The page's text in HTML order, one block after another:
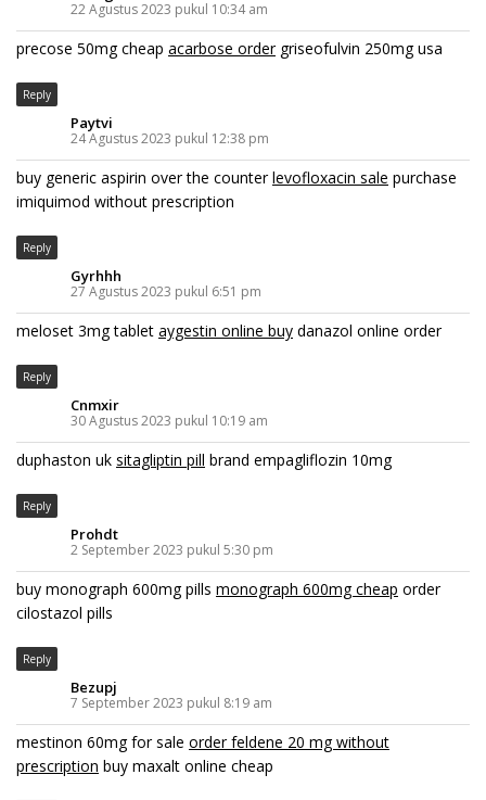
22 Agustus 2023 pukul 10:34 am
precose 50mg cheap acarbose ordergriseofulvin 250mg usa
Reply
Paytvi
24 Agustus 2023 pukul 12:38 pm
buy generic aspirin over the counterlevofloxacin sale purchase
imiquimod without prescription
Reply
Gyrhhh
27 Agustus 2023 pukul 6:51 pm
meloset 3mg tablet aygestin online buy danazol online order
Reply
Cnmxir
30 Agustus 2023 pukul 10:19 am
duphaston uk sitagliptin pill brand empagliflozin 10mg
Reply
Prohdt
2 September 2023 pukul 5:30 pm
buy monograph 600mg pills monograph 600mg cheap order
cilostazol pills
Reply
Bezupj
7 September 2023 pukul 8:19 am
mestinon 60mg for sale order feldene 20 mg without
prescription buy maxalt online cheap